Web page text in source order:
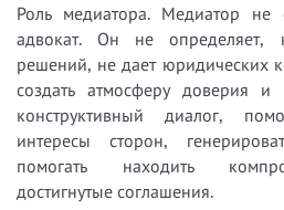
Роль медиатора. Медиатор
адвокат. Он не определяет,
решений, не дает юридических
создать атмосферу доверия и
конструктивный диалог,
интересы сторон,
помогать находить
достигнутые соглашения.